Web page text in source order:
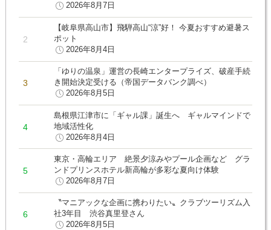
2026年8月7日
【岐阜県高山市】飛騨高山“涼”好！ 今夏おすすめ避暑ス
ポット
2026年8月4日
「ゆりの温泉」運営の長崎エンタープライズ、破産手続
き開始決定受ける（帝国データバンク調べ）
2026年8月5日
島根県江津市に「ギャル課」誕生へ ギャルマインドで
地域活性化
2026年8月4日
東京・高輪エリア 絶景夕涼みやプール企画など グラ
ンドプリンスホテル新高輪が多彩な夏向け体験
2026年8月7日
〝マニアックな企画に携わりたい〟クラブツーリズム入
社3年目 渋谷真里登さん
2026年8月5日